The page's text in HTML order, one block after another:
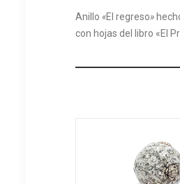
Anillo «El regreso»
con hojas del libro «El